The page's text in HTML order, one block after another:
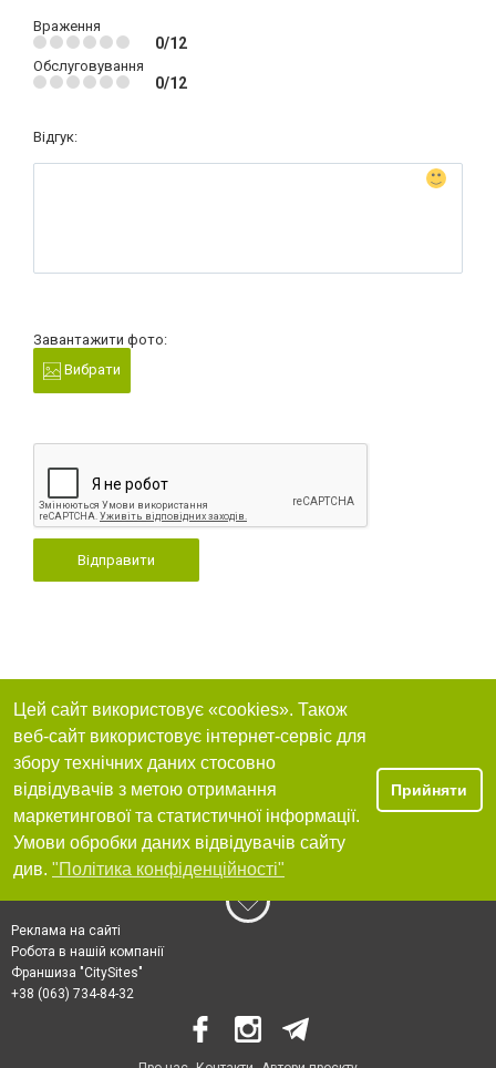
Враження
0/12
Обслуговування
0/12
Відгук:
Завантажити фото:
Вибрати
Відправити
Цей сайт використовує «cookies». Також
веб-сайт використовує інтернет-сервіс для
збору технічних даних стосовно
відвідувачів з метою отримання
маркетингової та статистичної інформації.
Умови обробки даних відвідувачів сайту
див. "Політика конфіденційності"
Прийняти
Реклама на сайті
Робота в нашій компанії
Франшиза "CitySites"
+38 (063) 734-84-32